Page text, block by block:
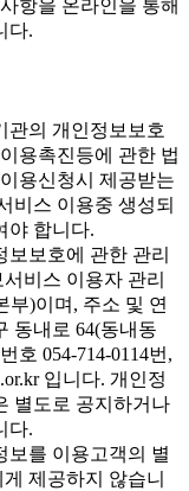
항을 온라인을 통해
다.
의 개인정보보호
용촉진등에 관한 법
용신청시 제공받는
비스 이용중 생성되
야 합니다.
보호에 관한 관리
비스 이용자 관리
부)이며, 주소 및 연
동내로 64(동내동
호 054-714-0114번,
입니다. 개인정
별도로 공지하거나
다.
를 이용고객의 별
제공하지 않습니